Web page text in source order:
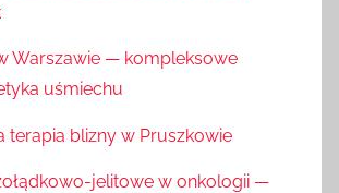
Warszawie — kompleksowe
uśmiechu
terapia blizny w Pruszkowie
jelitowe w onkologii —